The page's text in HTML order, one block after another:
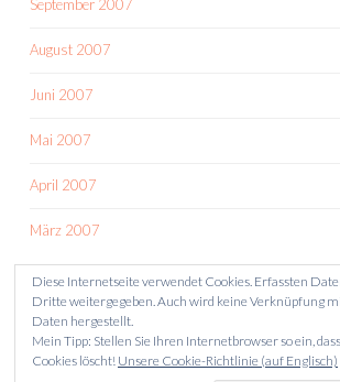
September 2007
August 2007
Juni 2007
Mai 2007
April 2007
März 2007
STOLZ PRÄSENTIERT VON
Diese Internetseite verwendet Cookies. Erfassten
Dritte weitergegeben. Auch wird keine Verknüpfung
Daten hergestellt.
Mein Tipp: Stellen Sie Ihren Internetbrowser so ein,
Cookies löscht! Unsere Cookie-Richtlinie (auf Englisch)